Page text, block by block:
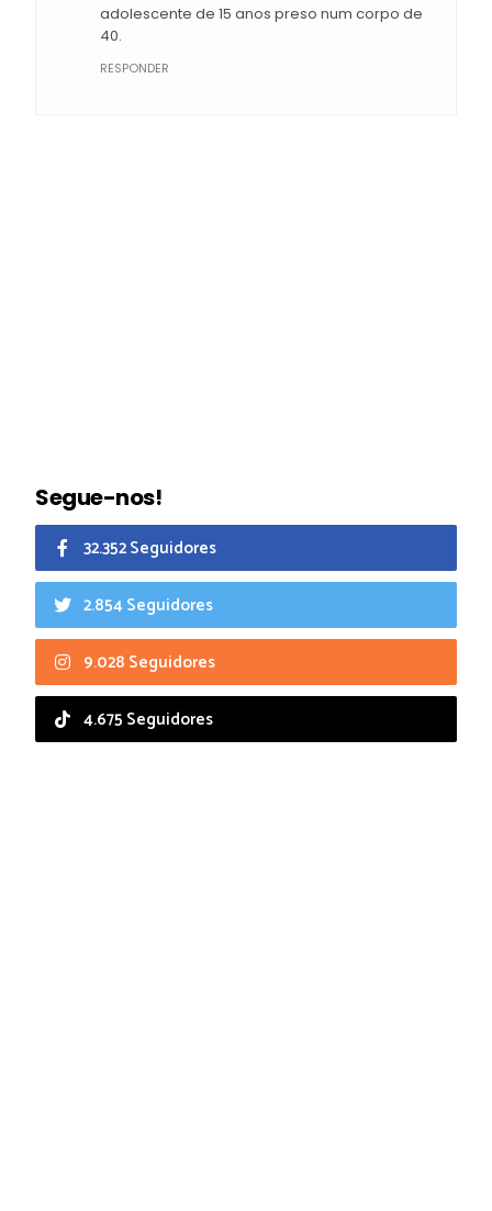
adolescente de 15 anos preso num corpo de
40.
RESPONDER
Segue-nos!
32.352 Seguidores
2.854 Seguidores
9.028 Seguidores
4.675 Seguidores